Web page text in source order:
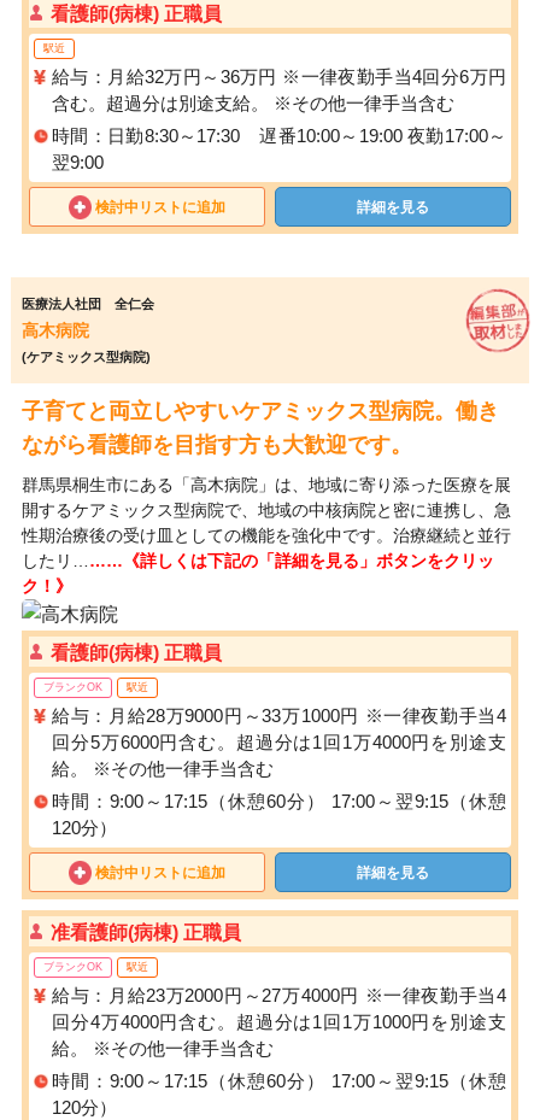
看護師(病棟) 正職員
駅近
給与：月給32万円～36万円 ※一律夜勤手当4回分6万円
含む。超過分は別途支給。 ※その他一律手当含む
時間：日勤8:30～17:30 遅番10:00～19:00 夜勤17:00～
翌9:00
検討中リストに追加 詳細を見る
医療法人社団 全仁会
高木病院
(ケアミックス型病院)
子育てと両立しやすいケアミックス型病院。働き
ながら看護師を目指す方も大歓迎です。
群馬県桐生市にある「高木病院」は、地域に寄り添った医療を展
開するケアミックス型病院で、地域の中核病院と密に連携し、急
性期治療後の受け皿としての機能を強化中です。治療継続と並行
したリ… ……《詳しくは下記の「詳細を見る」ボタンをクリッ
ク！》
看護師(病棟) 正職員
ブランクOK 駅近
給与：月給28万9000円～33万1000円 ※一律夜勤手当4
回分5万6000円含む。超過分は1回1万4000円を別途支
給。 ※その他一律手当含む
時間：9:00～17:15（休憩60分） 17:00～翌9:15（休憩
120分）
検討中リストに追加 詳細を見る
准看護師(病棟) 正職員
ブランクOK 駅近
給与：月給23万2000円～27万4000円 ※一律夜勤手当4
回分4万4000円含む。超過分は1回1万1000円を別途支
給。 ※その他一律手当含む
時間：9:00～17:15（休憩60分） 17:00～翌9:15（休憩
120分）